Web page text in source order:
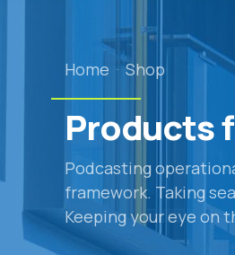
Home Shop
Products
Podcasting
framework. Taking
Keeping your eye on